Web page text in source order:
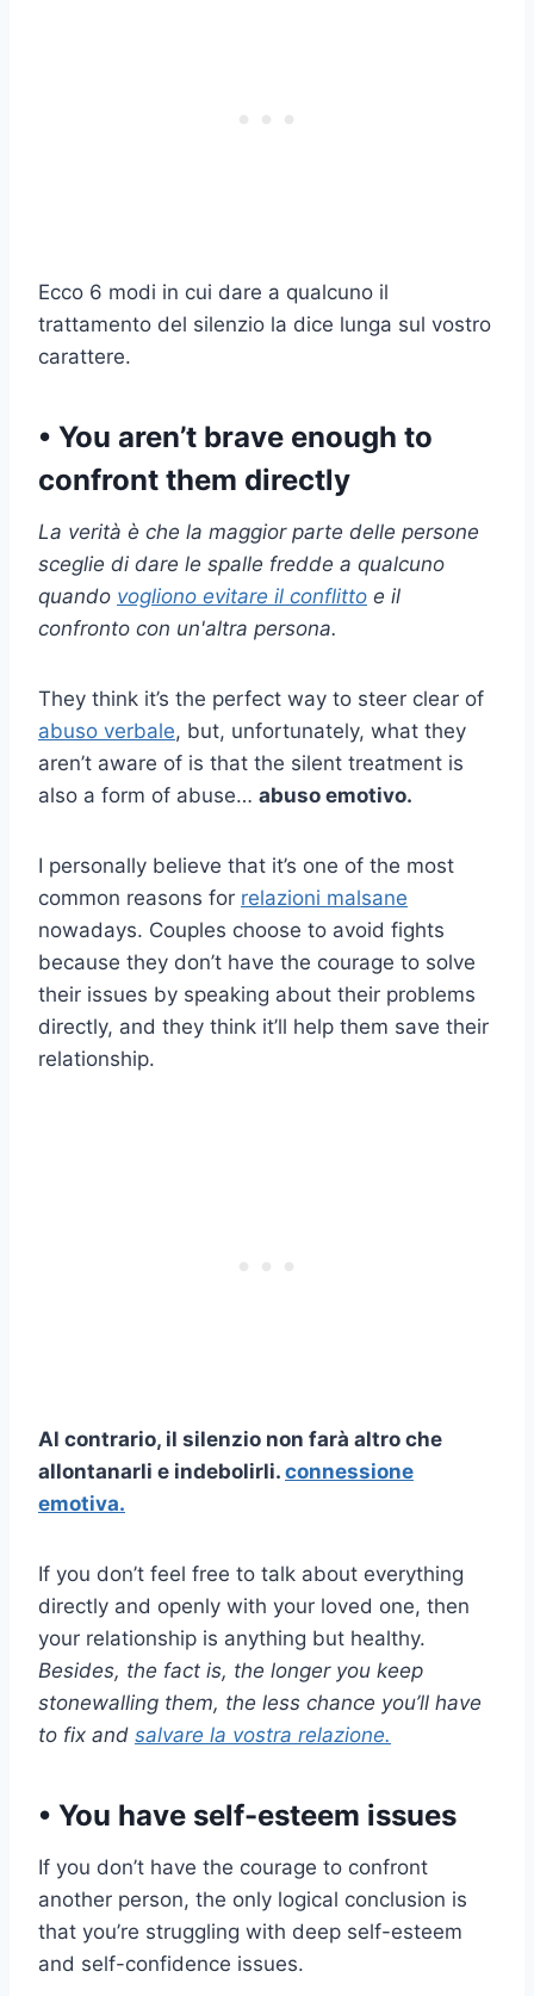
Ecco 6 modi in cui dare a qualcuno il
trattamento del silenzio la dice lunga sul vostro
carattere.
• You aren’t brave enough to
confront them directly
La verità è che la maggior parte delle persone
sceglie di dare le spalle fredde a qualcuno
quando vogliono evitare il conflitto e il
confronto con un'altra persona.
They think it’s the perfect way to steer clear of
abuso verbale, but, unfortunately, what they
aren’t aware of is that the silent treatment is
also a form of abuse… abuso emotivo.
I personally believe that it’s one of the most
common reasons for relazioni malsane
nowadays. Couples choose to avoid fights
because they don’t have the courage to solve
their issues by speaking about their problems
directly, and they think it’ll help them save their
relationship.
Al contrario, il silenzio non farà altro che
allontanarli e indebolirli. connessione
emotiva.
If you don’t feel free to talk about everything
directly and openly with your loved one, then
your relationship is anything but healthy.
Besides, the fact is, the longer you keep
stonewalling them, the less chance you’ll have
to fix and salvare la vostra relazione.
• You have self-esteem issues
If you don’t have the courage to confront
another person, the only logical conclusion is
that you’re struggling with deep self-esteem
and self-confidence issues.